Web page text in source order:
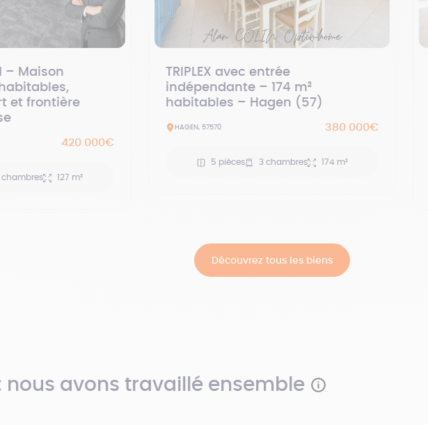
– Maison
et frontière
420 000€
chambres 127 m²
TRIPLEX avec entrée
indépendante – 174 m²
habitables – Hagen (57)
HAGEN, 57570 380 000€
5 pièces 3 chambres 174 m²
Découvrez tous les biens
nous avons travaillé ensemble